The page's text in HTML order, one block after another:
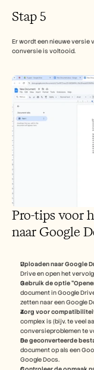
Stap 5
Er wordt een nieuwe versie
conversie is voltooid.
Pro-tips voor
naar Google
Uploaden naar Google
Drive en open het
Gebruik de optie
document in Google
zetten naar een Google
Zorg voor
complex is (bijv. te veel
conversieproblemen te
De geconverteerde
document op als een
Google Docs.